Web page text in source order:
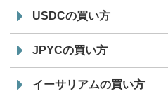
USDCの買い方
JPYCの買い方
イーサリアムの買い方